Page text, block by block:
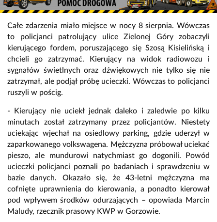
Całe zdarzenia miało miejsce w nocy 8 sierpnia. Wówczas
to policjanci patrolujący ulice Zielonej Góry zobaczyli
kierującego fordem, poruszającego się Szosą Kisielińską i
chcieli go zatrzymać. Kierujący na widok radiowozu i
sygnałów świetlnych oraz dźwiękowych nie tylko się nie
zatrzymał, ale podjął próbę ucieczki. Wówczas to policjanci
ruszyli w pościg.
- Kierujący nie uciekł jednak daleko i zaledwie po kilku
minutach został zatrzymany przez policjantów. Niestety
uciekając wjechał na osiedlowy parking, gdzie uderzył w
zaparkowanego volkswagena. Mężczyzna próbował uciekać
pieszo, ale mundurowi natychmiast go dogonili. Powód
ucieczki policjanci poznali po badaniach i sprawdzeniu w
bazie danych. Okazało się, że 43-letni mężczyzna ma
cofnięte uprawnienia do kierowania, a ponadto kierował
pod wpływem środków odurzających – opowiada Marcin
Maludy, rzecznik prasowy KWP w Gorzowie.